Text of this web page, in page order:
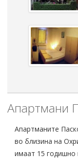
Апартмани
Апартманите
во близина на
имаат 15 годишно